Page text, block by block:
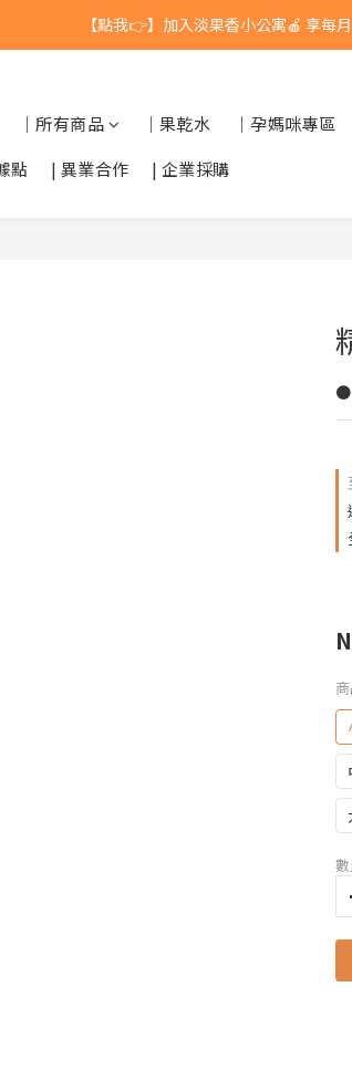
台灣$1200 免運 / 港澳 $5000
【點我👉】加入淡果香小公寓🍎 享每
｜所有商品 ｜果乾水 ｜孕媽咪專區
點
| 異業合作 | 企業採購
●